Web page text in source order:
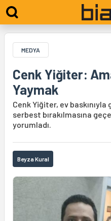
MEDYA
Cenk Yiğiter:
Yaymak
Cenk Yiğiter, ev baskınıyla
serbest bırakılmasına
yorumladı.
Beyza Kural